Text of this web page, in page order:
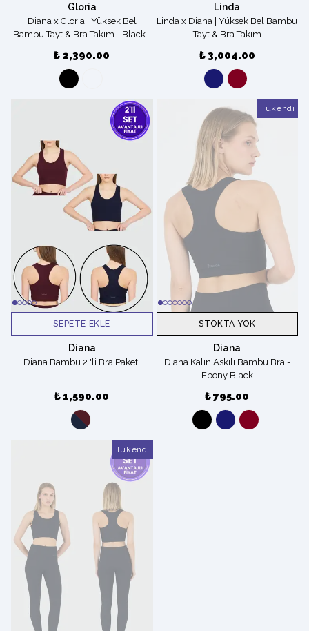
Gloria
Diana x Gloria | Yüksek Bel
Bambu Tayt & Bra Takım - Black -
₺ 2,390.00
Linda
Linda x Diana | Yüksek Bel Bambu
Tayt & Bra Takım
₺ 3,004.00
SEPETE EKLE
Diana
Diana Bambu 2 'li Bra Paketi
₺ 1,590.00
Tükendi
STOKTA YOK
Diana
Diana Kalın Askılı Bambu Bra -
Ebony Black
₺ 795.00
Tükendi